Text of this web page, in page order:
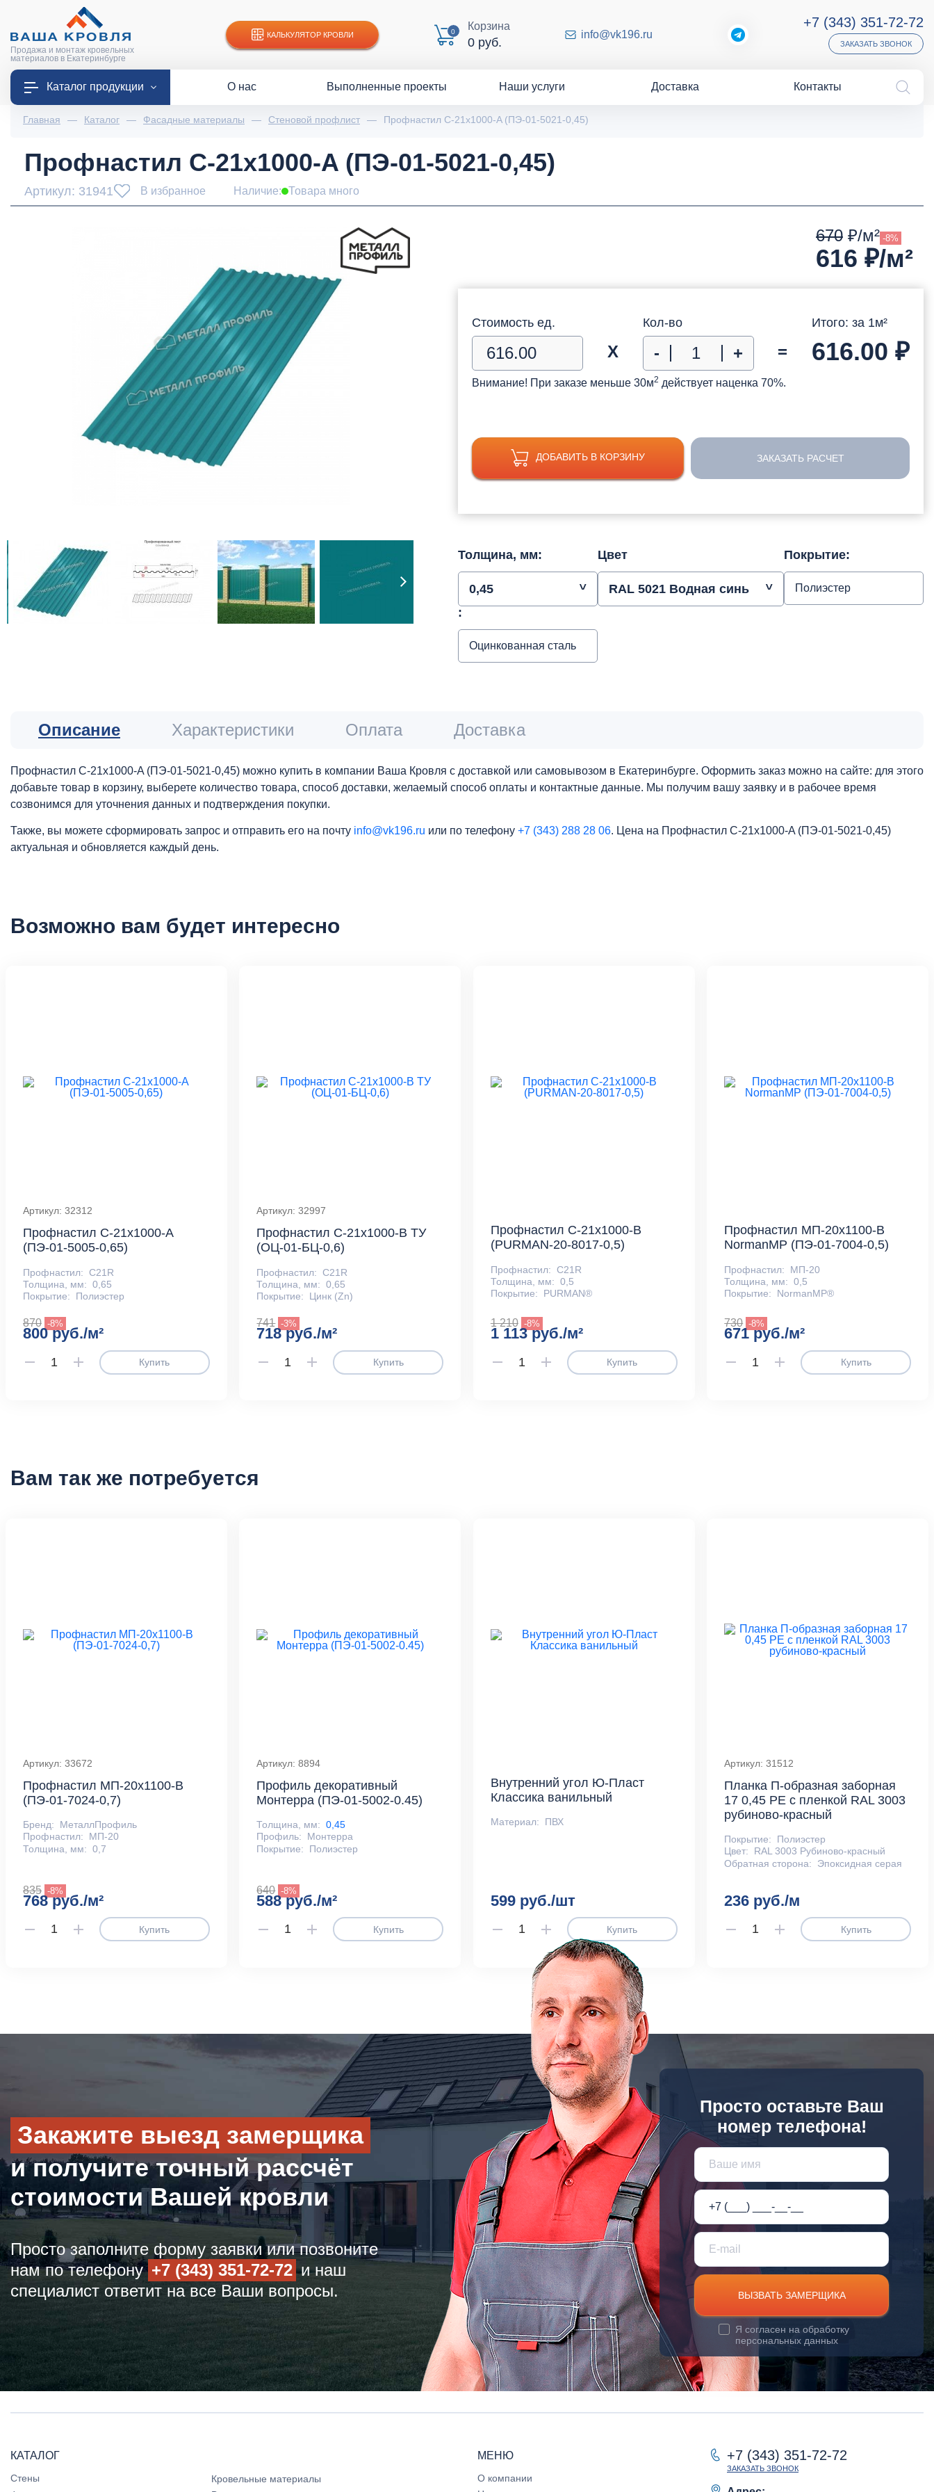
Продажа и монтаж кровельных
материалов в Екатеринбурге
КАЛЬКУЛЯТОР КРОВЛИ 0 Корзина
0 руб.
info@vk196.ru
+7 (343) 351-72-72
ЗАКАЗАТЬ ЗВОНОК
Каталог продукции О нас Выполненные проекты Наши услуги Доставка Контакты
Главная — Каталог — Фасадные материалы — Стеновой профлист — Профнастил С-21x1000-A (ПЭ-01-5021-0,45)
Профнастил С-21x1000-A (ПЭ-01-5021-0,45)
Артикул: 31941 В избранное Наличие: Товара много
670 ₽/м² -8%
616 ₽/м²
Стоимость ед.
Х
Кол-во
- + =
Итого: за 1м²
616.00 ₽
Внимание! При заказе меньше 30м2 действует наценка 70%.
ДОБАВИТЬ В КОРЗИНУ ЗАКАЗАТЬ РАСЧЕТ
Толщина, мм:
0,45
Цвет
RAL 5021 Водная синь
Покрытие:
Полиэстер
:
Оцинкованная сталь
Описание Характеристики Оплата Доставка
Профнастил С-21x1000-A (ПЭ-01-5021-0,45) можно купить в компании Ваша Кровля с доставкой или самовывозом в Екатеринбурге. Оформить заказ можно на сайте: для этого
добавьте товар в корзину, выберете количество товара, способ доставки, желаемый способ оплаты и контактные данные. Мы получим вашу заявку и в рабочее время
созвонимся для уточнения данных и подтверждения покупки.
Также, вы можете сформировать запрос и отправить его на почту info@vk196.ru или по телефону +7 (343) 288 28 06. Цена на Профнастил С-21x1000-A (ПЭ-01-5021-0,45)
актуальная и обновляется каждый день.
Возможно вам будет интересно
Артикул: 32312
Профнастил С-21x1000-A
(ПЭ-01-5005-0,65)
Профнастил: С21R
Толщина, мм: 0,65
Покрытие:
Полиэстер
870 -8%
800 руб./м²
Купить
Артикул: 32997
Профнастил С-21x1000-B ТУ
(ОЦ-01-БЦ-0,6)
Профнастил: С21R
Толщина, мм: 0,65
Покрытие:
Цинк (Zn)
741 -3%
718 руб./м²
Купить
Профнастил С-21x1000-B
(PURMAN-20-8017-0,5)
Профнастил: С21R
Толщина, мм: 0,5
Покрытие:
PURMAN®
1 210 -8%
1 113 руб./м²
Купить
Профнастил МП-20x1100-B
NormanMP (ПЭ-01-7004-0,5)
Профнастил:
МП-20
Толщина, мм: 0,5
Покрытие:
NormanMP®
730 -8%
671 руб./м²
Купить
Вам так же потребуется
Артикул: 33672
Профнастил МП-20x1100-B
(ПЭ-01-7024-0,7)
Бренд:
МеталлПрофиль
Профнастил:
МП-20
Толщина, мм: 0,7
835 -8%
768 руб./м²
Купить
Артикул: 8894
Профиль декоративный
Монтерра (ПЭ-01-5002-0.45)
Толщина, мм: 0,45
Профиль:
Монтерра
Покрытие:
Полиэстер
640 -8%
588 руб./м²
Купить
Внутренний угол Ю-Пласт
Классика ванильный
Материал: ПВХ
599 руб./шт
Купить
Артикул: 31512
Планка П-образная заборная
17 0,45 PE с пленкой RAL 3003
рубиново-красный
Покрытие:
Полиэстер
Цвет:
RAL 3003 Рубиново-красный
Обратная сторона:
Эпоксидная серая
236 руб./м
Купить
Закажите выезд замерщика
и получите точный рассчёт
стоимости Вашей кровли
Просто заполните форму заявки или позвоните
нам по телефону +7 (343) 351-72-72и наш
специалист ответит на все Ваши вопросы.
Просто оставьте Ваш
номер телефона!
ВЫЗВАТЬ ЗАМЕРЩИКА
Я согласен на обработку
персональных данных
КАТАЛОГ
Стены
Кровельные материалы
МЕНЮ
О компании
+7 (343) 351-72-72
ЗАКАЗАТЬ ЗВОНОК